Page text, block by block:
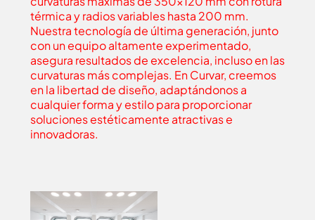
térmica y radios variables hasta 200 mm.
Nuestra tecnología de última generación, junto
con un equipo altamente experimentado,
asegura resultados de excelencia, incluso en las
curvaturas más complejas. En Curvar, creemos
en la libertad de diseño, adaptándonos a
cualquier forma y estilo para proporcionar
soluciones estéticamente atractivas e
innovadoras.